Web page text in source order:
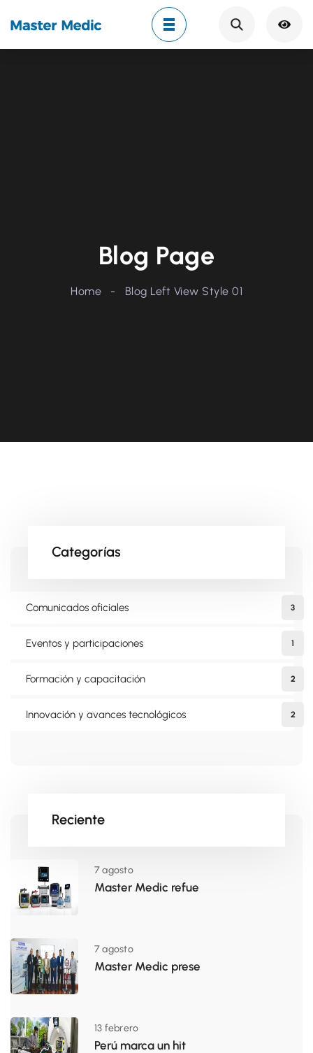
Search
Blog Page
Home - Blog Left View Style 01
Categorías
Comunicados oficiales 3
Eventos y participaciones 1
Formación y capacitación 2
Innovación y avances tecnológicos 2
Reciente
7 agosto
Master Medic refue
7 agosto
Master Medic prese
13 febrero
Perú marca un hit